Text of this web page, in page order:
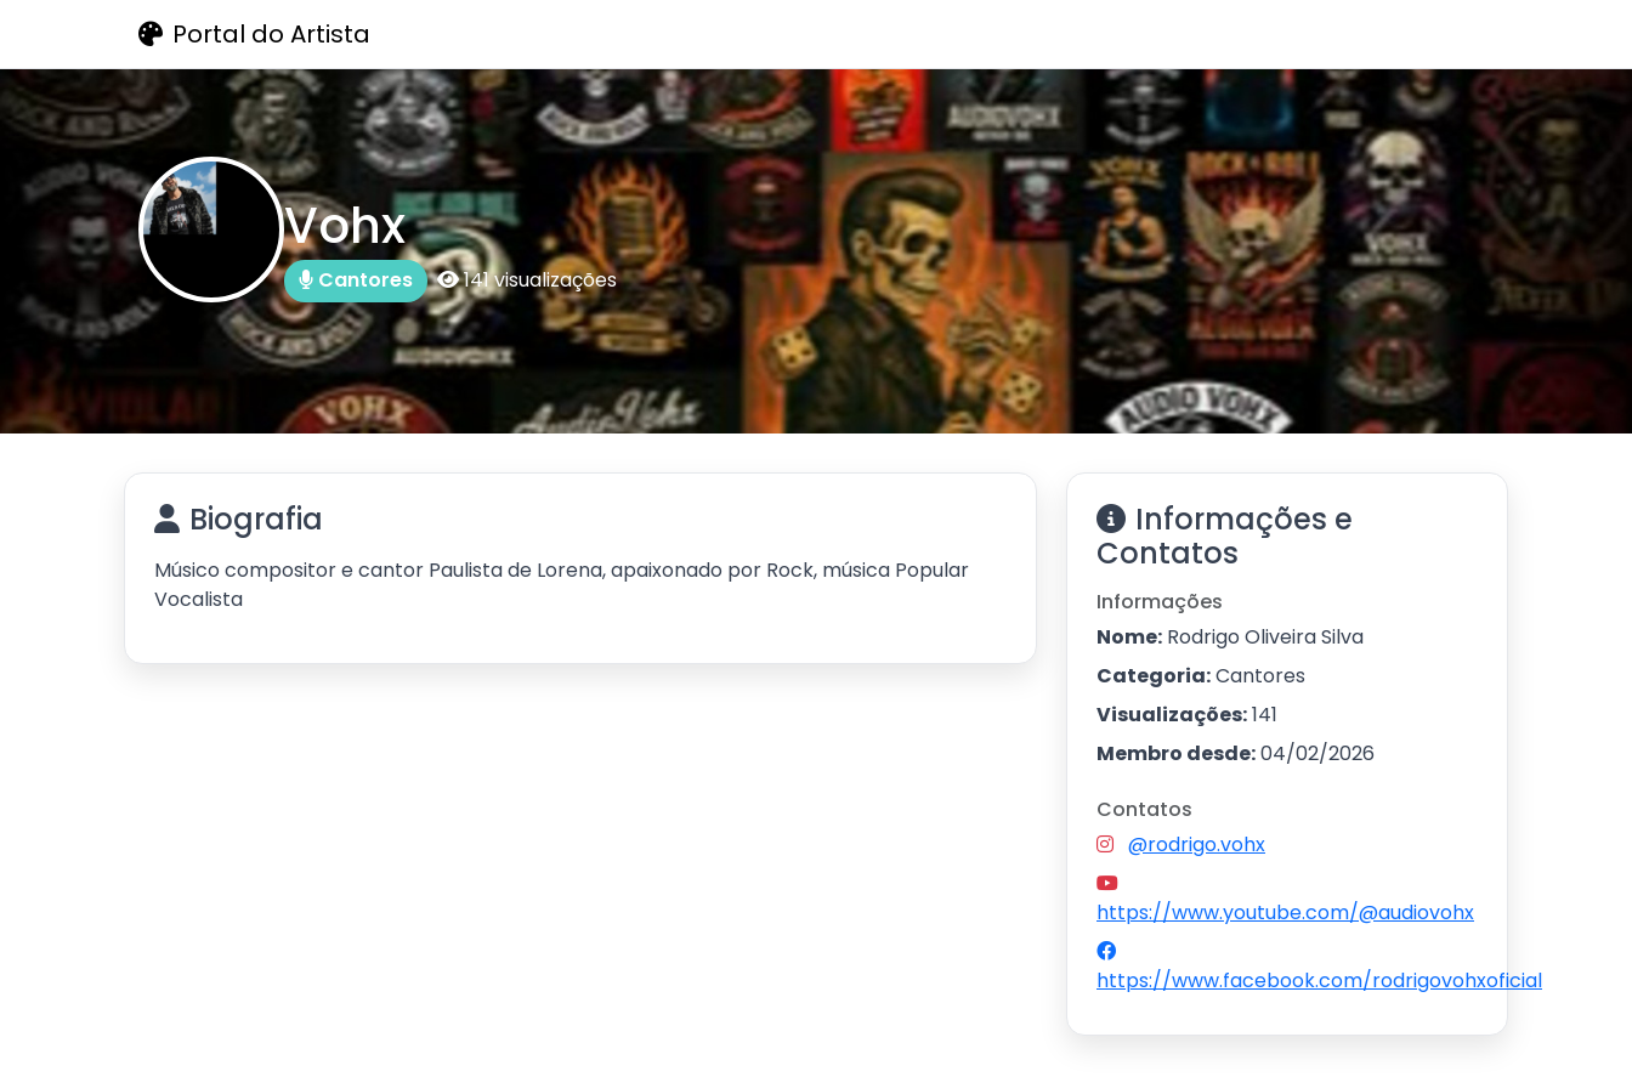
Portal do Artista
Vohx
Cantores 141 visualizações
Biografia
Músico compositor e cantor Paulista de Lorena, apaixonado por Rock, música Popular
Vocalista
Informações e
Contatos
Informações
Nome: Rodrigo Oliveira Silva
Categoria:Cantores
Visualizações:141
Membro desde:04/02/2026
Contatos
@rodrigo.vohx
https://www.youtube.com/@audiovohx
https://www.facebook.com/rodrigovohxoficial